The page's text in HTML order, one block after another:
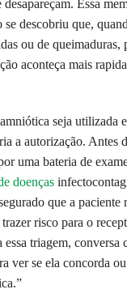
Essa
se descobriu que,
ou de queimaduras,
aconteça mais
seja utilizada
a autorização. Antes
uma bateria de
doenças
que a paciente
risco para o
triagem, conversa
ver se ela concorda